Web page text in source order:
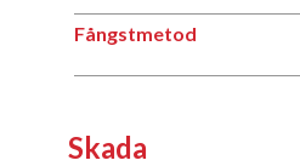
Fångstmetod
Fångstmetod
Skada